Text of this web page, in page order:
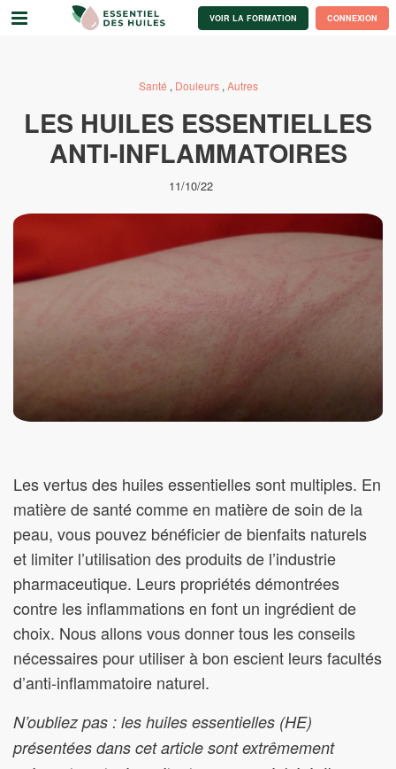
VOIR LA FORMATION CONNEXION
Santé , Douleurs , Autres
LES HUILES ESSENTIELLES
ANTI-INFLAMMATOIRES
11/10/22
Les vertus des huiles essentielles sont multiples. En
matière de santé comme en matière de soin de la
peau, vous pouvez bénéficier de bienfaits naturels
et limiter l’utilisation des produits de l’industrie
pharmaceutique. Leurs propriétés démontrées
contre les inflammations en font un ingrédient de
choix. Nous allons vous donner tous les conseils
nécessaires pour utiliser à bon escient leurs facultés
d’anti-inflammatoire naturel.
N’oubliez pas : les huiles essentielles (HE)
présentées dans cet article sont extrêmement